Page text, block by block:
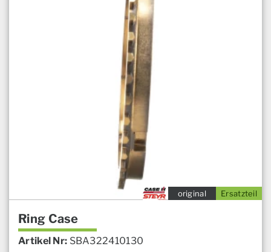
Ersatzteil
original
Ring Case
Artikel Nr: SBA322410130